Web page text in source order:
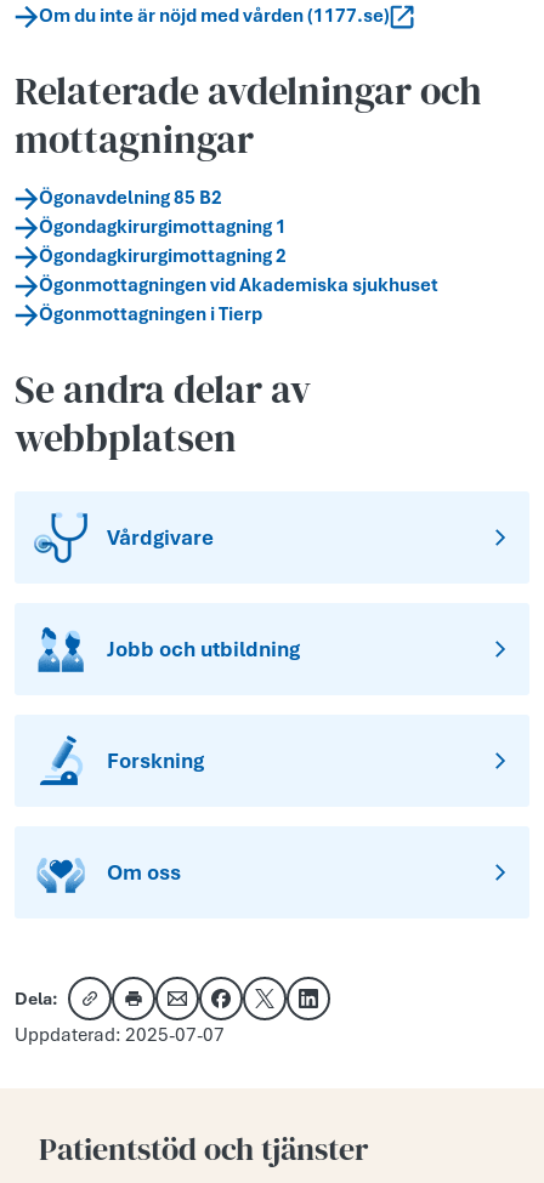
Om du inte är nöjd med vården (1177.se)
Relaterade avdelningar och
mottagningar
Ögonavdelning 85 B2
Ögondagkirurgimottagning 1
Ögondagkirurgimottagning 2
Ögonmottagningen vid Akademiska sjukhuset
Ögonmottagningen i Tierp
Se andra delar av
webbplatsen
Vårdgivare
Jobb och utbildning
Forskning
Om oss
Dela:
Kopiera länk
Skriv utDela via e-post
Dela på Facebook
Dela på XDela på LinkedIn
Uppdaterad: 2025-07-07
Patientstöd och tjänster